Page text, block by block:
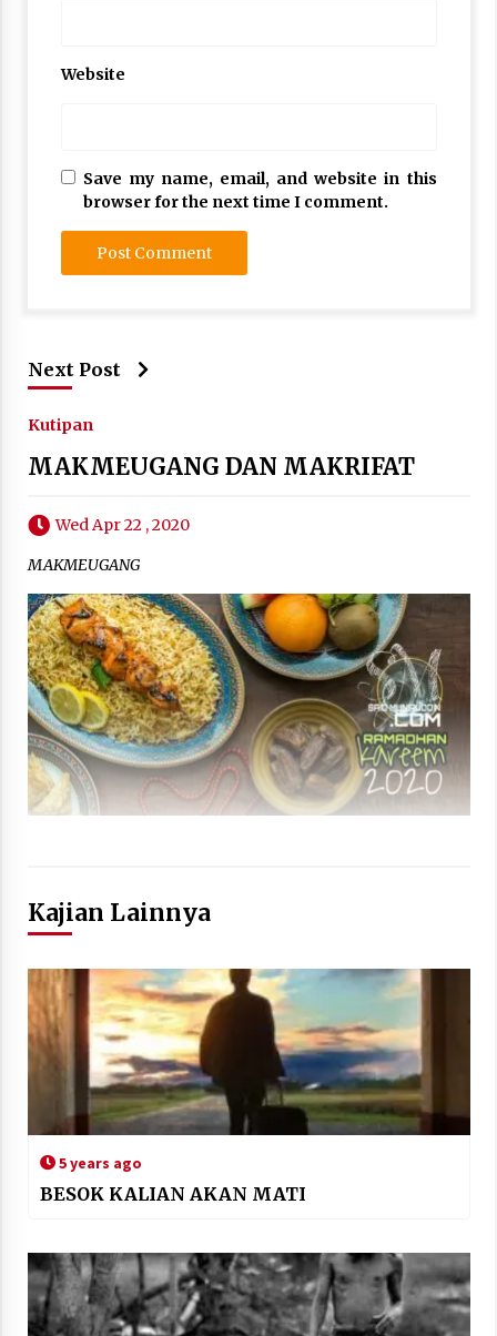
Website
Save my name, email, and website in this
browser for the next time I comment.
Next Post
Kutipan
MAKMEUGANG DAN MAKRIFAT
Wed Apr 22 , 2020
MAKMEUGANG
Kajian Lainnya
5 years ago
BESOK KALIAN AKAN MATI